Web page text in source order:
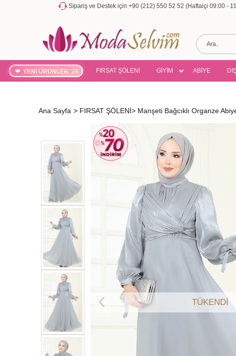
Sipariş ve Destek için +90 (212) 550 52 52 (Haftaiçi 09:00 -
YENİ ÜRÜNLER '26 FIRSAT ŞÖLENİ GİYİM ABİYE
Ana Sayfa > FIRSAT ŞÖLENİ> Manşeti Bağcıklı Organze
TÜKENDİ